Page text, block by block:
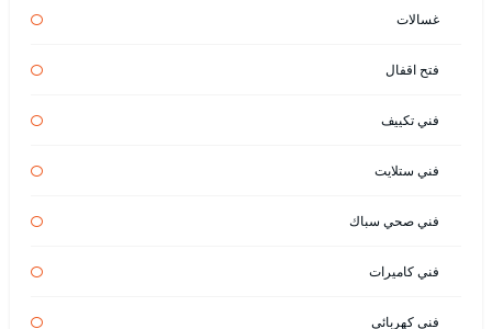
غسالات
فتح اقفال
فني تكييف
فني ستلايت
فني صحي سباك
فني كاميرات
فني كهربائي